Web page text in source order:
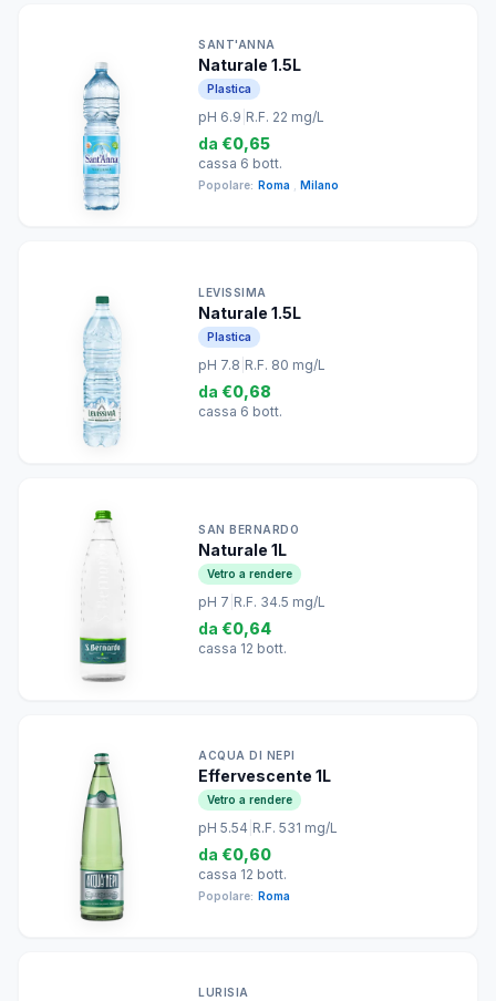
SANT'ANNA
Naturale 1.5L
Plastica
pH 6.9 R.F. 22 mg/L
da €0,65
cassa 6 bott.
Popolare: Roma Milano
LEVISSIMA
Naturale 1.5L
Plastica
pH 7.8 R.F. 80 mg/L
da €0,68
cassa 6 bott.
SAN BERNARDO
Naturale 1L
Vetro a rendere
pH 7 R.F. 34.5 mg/L
da €0,64
cassa 12 bott.
ACQUA DI NEPI
Effervescente 1L
Vetro a rendere
pH 5.54 R.F. 531 mg/L
da €0,60
cassa 12 bott.
Popolare: Roma
LURISIA